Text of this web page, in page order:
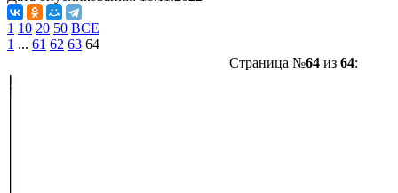
1 10 20 50 ВСЕ
1 ... 61 62 63 64
Страница №64 из 64: